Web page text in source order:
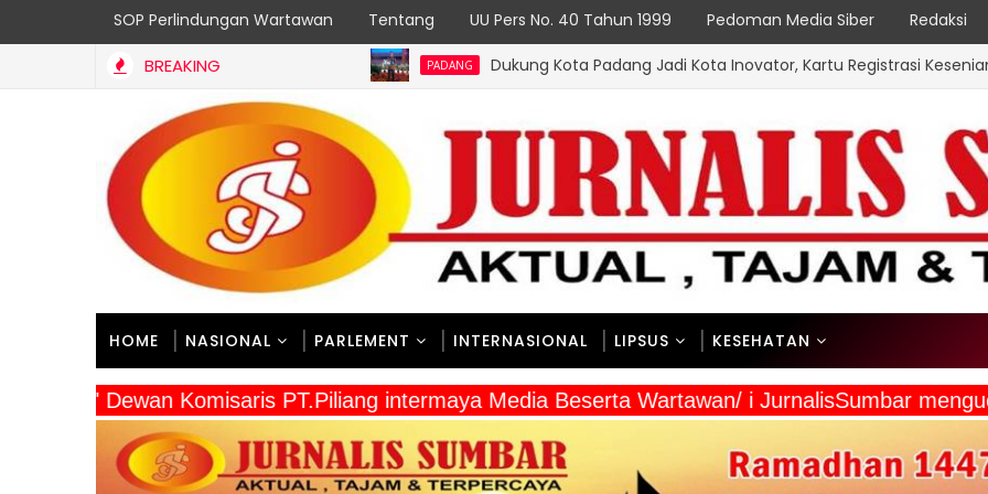
SOP Perlindungan Wartawan Tentang UU Pers No. 40 Tahun 1999 Pedoman Media Siber Redaksi
BREAKING Dukung Kota Padang Jadi Kota Inovator, Kartu Registrasi Kesenian Raih Juara
HOME NASIONAL PARLEMENT INTERNASIONAL LIPSUS KESEHATAN
" Dewan Komisaris PT.Piliang intermaya Media Beserta Wartawan/ i JurnalisSumbar